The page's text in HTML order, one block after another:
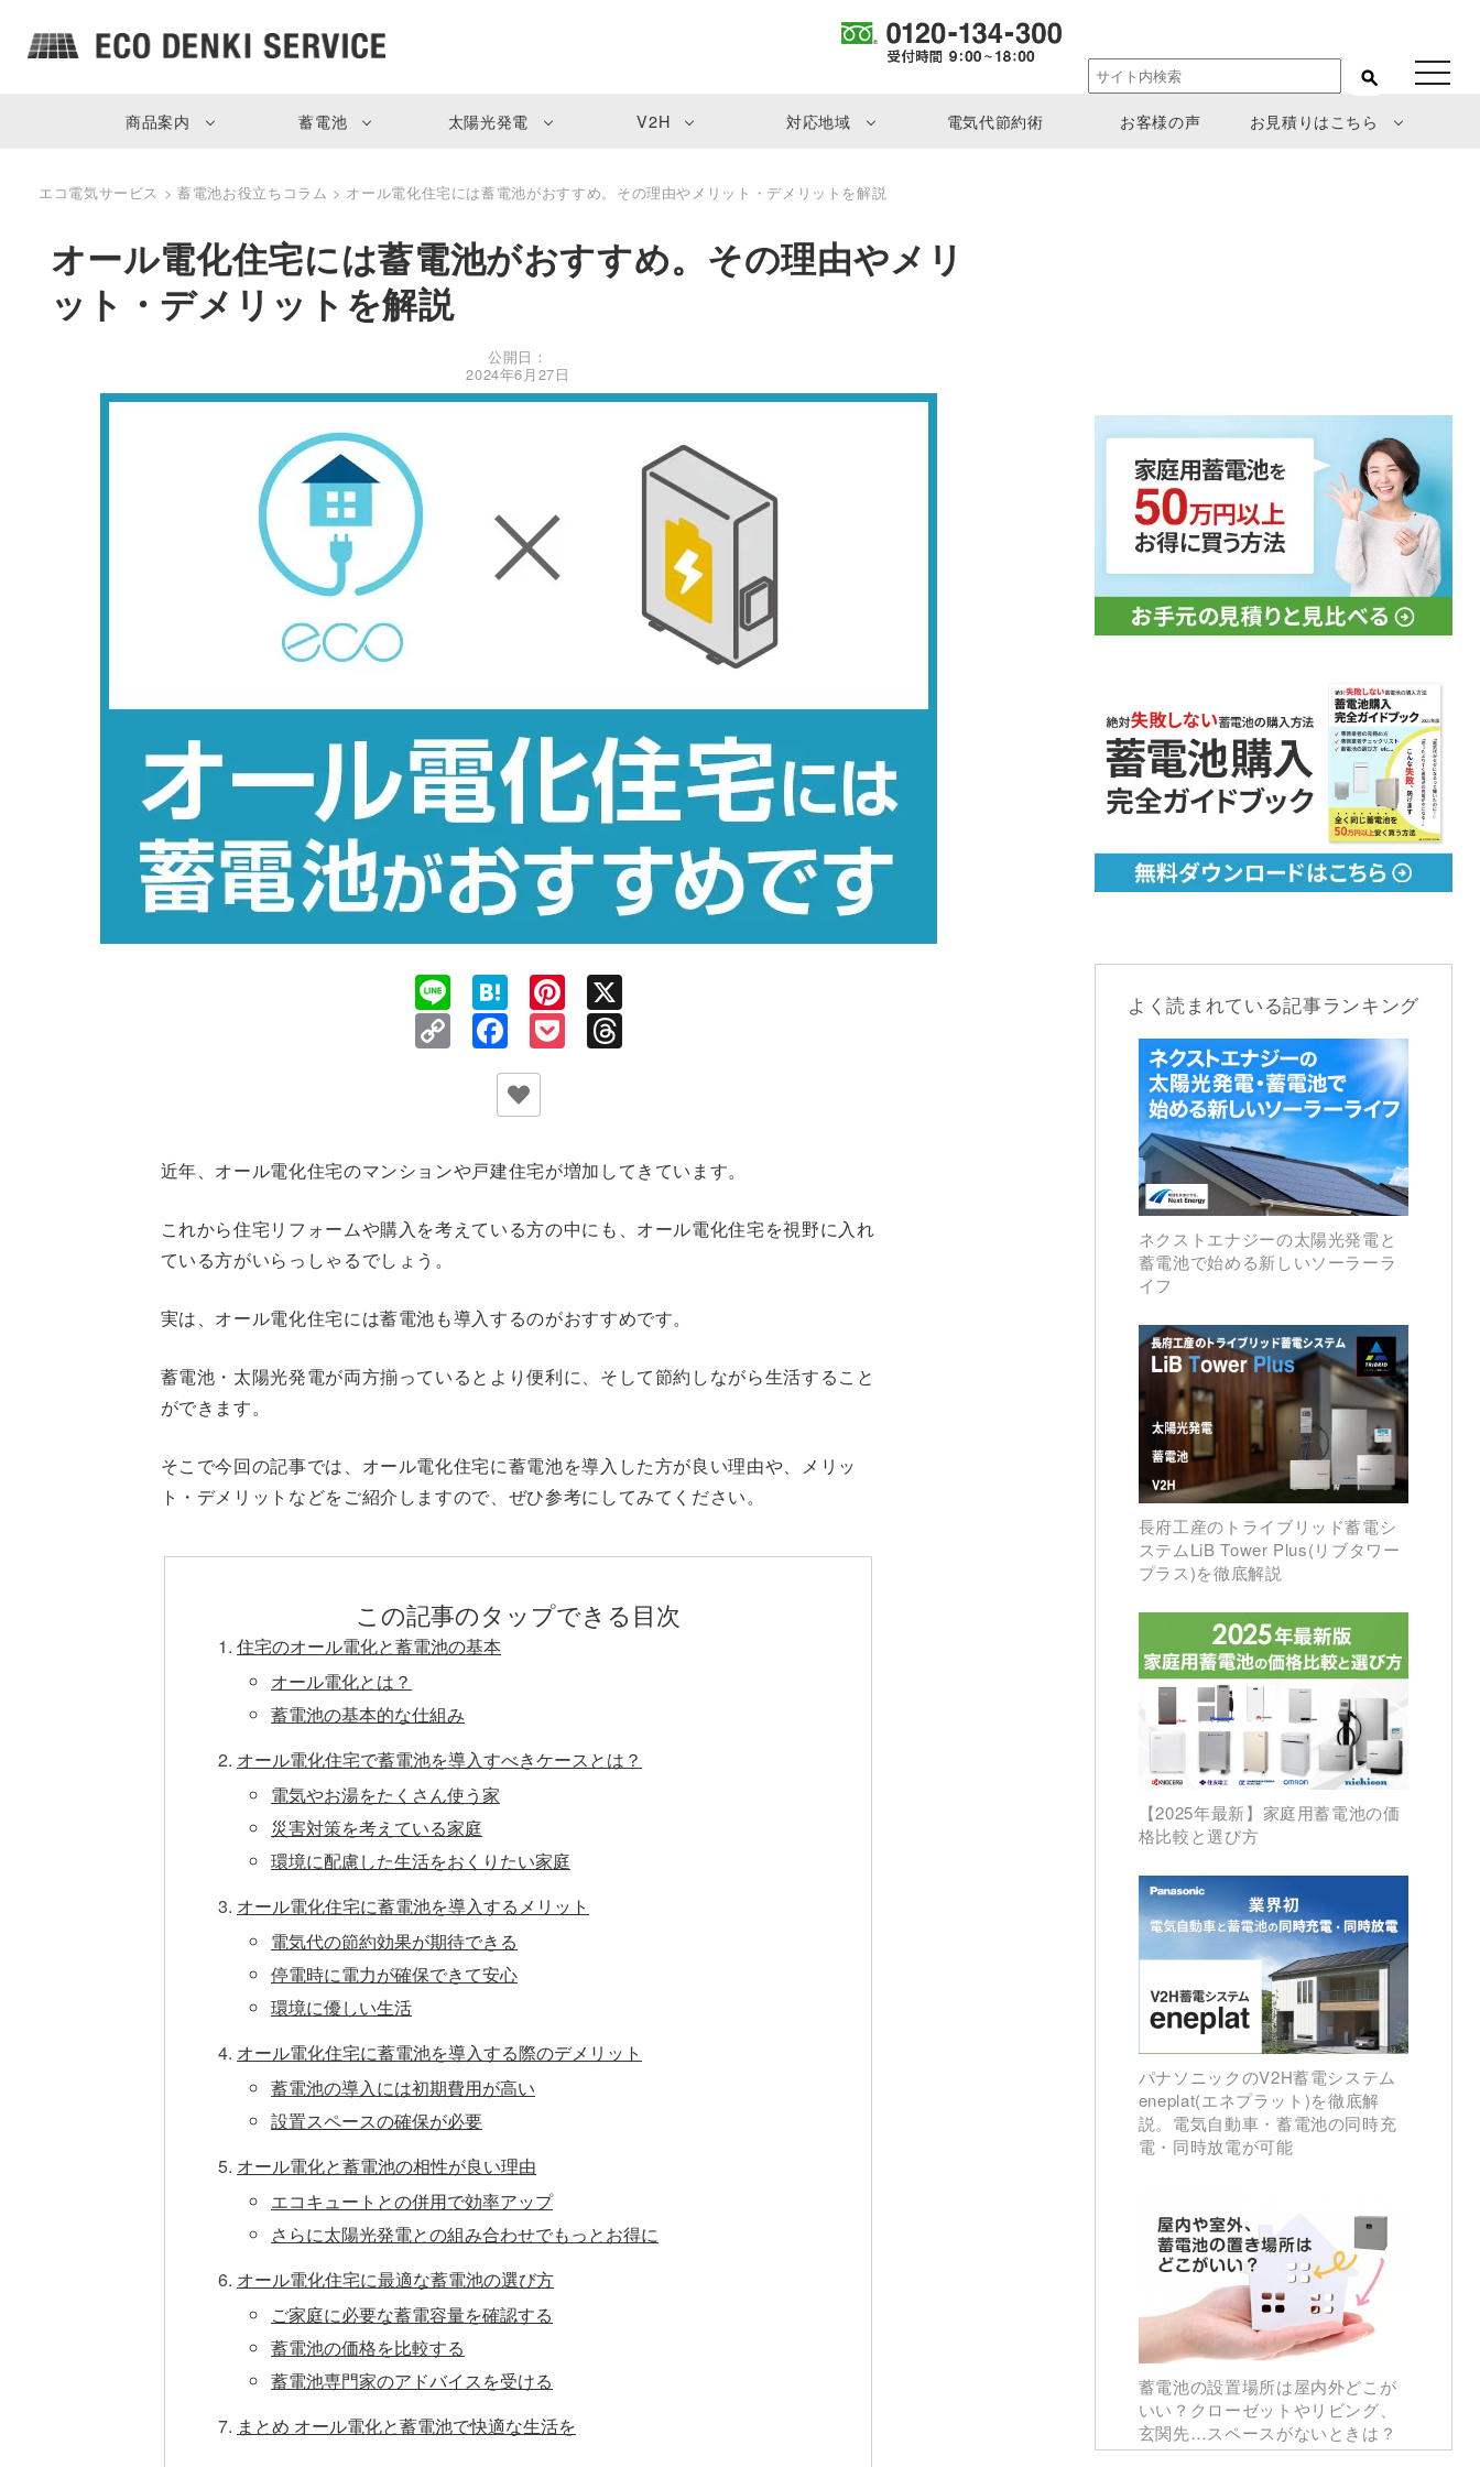
toggle
商品案内 蓄電池 太陽光発電 V2H 対応地域 電気代節約術 お客様の声 お見積りはこちら
エコ電気サービス >蓄電池お役立ちコラム > オール電化住宅には蓄電池がおすすめ。その理由やメリット・デメリットを解説
オール電化住宅には蓄電池がおすすめ。その理由やメリ
ット・デメリットを解説
公開日：
2024年6月27日
LineHatenaPinterest
Copy
Link
Facebook
PocketThreads
近年、オール電化住宅のマンションや戸建住宅が増加してきています。
これから住宅リフォームや購入を考えている方の中にも、オール電化住宅を視野に入れ
ている方がいらっしゃるでしょう。
実は、オール電化住宅には蓄電池も導入するのがおすすめです。
蓄電池・太陽光発電が両方揃っているとより便利に、そして節約しながら生活すること
ができます。
そこで今回の記事では、オール電化住宅に蓄電池を導入した方が良い理由や、メリッ
ト・デメリットなどをご紹介しますので、ぜひ参考にしてみてください。
この記事のタップできる目次
住宅のオール電化と蓄電池の基本
オール電化とは？
蓄電池の基本的な仕組み
オール電化住宅で蓄電池を導入すべきケースとは？
電気やお湯をたくさん使う家
災害対策を考えている家庭
環境に配慮した生活をおくりたい家庭
オール電化住宅に蓄電池を導入するメリット
電気代の節約効果が期待できる
停電時に電力が確保できて安心
環境に優しい生活
オール電化住宅に蓄電池を導入する際のデメリット
蓄電池の導入には初期費用が高い
設置スペースの確保が必要
オール電化と蓄電池の相性が良い理由
エコキュートとの併用で効率アップ
さらに太陽光発電との組み合わせでもっとお得に
オール電化住宅に最適な蓄電池の選び方
ご家庭に必要な蓄電容量を確認する
蓄電池の価格を比較する
蓄電池専門家のアドバイスを受ける
まとめ オール電化と蓄電池で快適な生活を
よく読まれている記事ランキング
ネクストエナジーの太陽光発電と
蓄電池で始める新しいソーラーラ
イフ
長府工産のトライブリッド蓄電シ
ステムLiB Tower Plus(リブタワー
プラス)を徹底解説
【2025年最新】家庭用蓄電池の価
格比較と選び方
パナソニックのV2H蓄電システム
eneplat(エネプラット)を徹底解
説。電気自動車・蓄電池の同時充
電・同時放電が可能
蓄電池の設置場所は屋内外どこが
いい？クローゼットやリビング、
玄関先…スペースがないときは？